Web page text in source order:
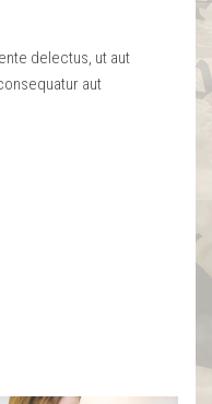
delectus, ut aut
aut